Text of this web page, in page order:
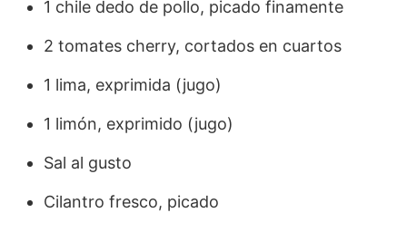
1 chile dedo de pollo, picado finamente
2 tomates cherry, cortados en cuartos
1 lima, exprimida (jugo)
1 limón, exprimido (jugo)
Sal al gusto
Cilantro fresco, picado